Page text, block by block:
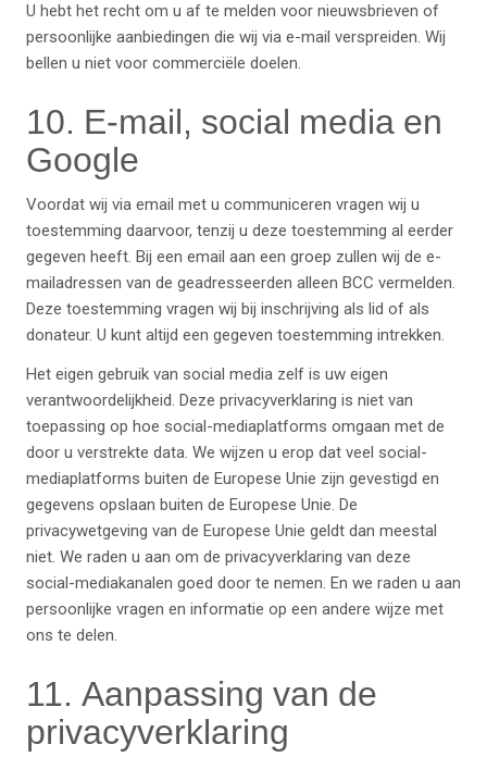
U hebt het recht om u af te melden voor nieuwsbrieven of
persoonlijke aanbiedingen die wij via e-mail verspreiden. Wij
bellen u niet voor commerciële doelen.
10. E-mail, social media en
Google
Voordat wij via email met u communiceren vragen wij u
toestemming daarvoor, tenzij u deze toestemming al eerder
gegeven heeft. Bij een email aan een groep zullen wij de e-
mailadressen van de geadresseerden alleen BCC vermelden.
Deze toestemming vragen wij bij inschrijving als lid of als
donateur. U kunt altijd een gegeven toestemming intrekken.
Het eigen gebruik van social media zelf is uw eigen
verantwoordelijkheid. Deze privacyverklaring is niet van
toepassing op hoe social-mediaplatforms omgaan met de
door u verstrekte data. We wijzen u erop dat veel social-
mediaplatforms buiten de Europese Unie zijn gevestigd en
gegevens opslaan buiten de Europese Unie. De
privacywetgeving van de Europese Unie geldt dan meestal
niet. We raden u aan om de privacyverklaring van deze
social-mediakanalen goed door te nemen. En we raden u aan
persoonlijke vragen en informatie op een andere wijze met
ons te delen.
11. Aanpassing van de
privacyverklaring